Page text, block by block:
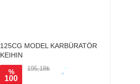
125CG MODEL KARBÜRATÖR
KEIHIN
%
100
195,18₺